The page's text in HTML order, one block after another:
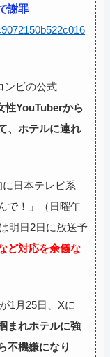
謝罪
ンビの公式
性YouTuberから
、ホテルに連れ
日本テレビ系
で！」（日曜午
明日2日に放送予
ど対応を余儀な
1月25日、Xに
まれホテルに強
不機嫌になり